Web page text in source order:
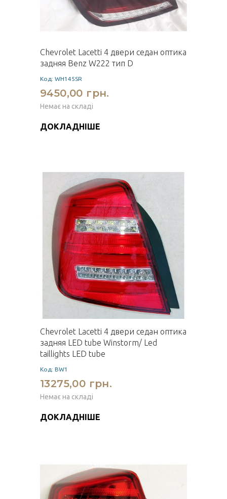
Chevrolet Lacetti 4 двери седан оптика
задняя Benz W222 тип D
Код: WH145SR
9450,00 грн.
Немає на складі
ДОКЛАДНІШЕ
Chevrolet Lacetti 4 двери седан оптика
задняя LED tube Winstorm/ Led
taillights LED tube
Код: BW1
13275,00 грн.
Немає на складі
ДОКЛАДНІШЕ